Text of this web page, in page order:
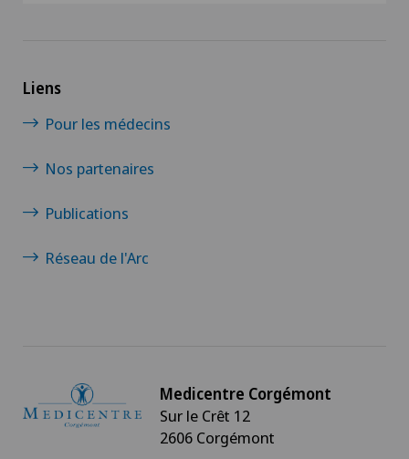
Liens
Pour les médecins
Nos partenaires
Publications
Réseau de l'Arc
Medicentre Corgémont
Sur le Crêt 12
2606 Corgémont